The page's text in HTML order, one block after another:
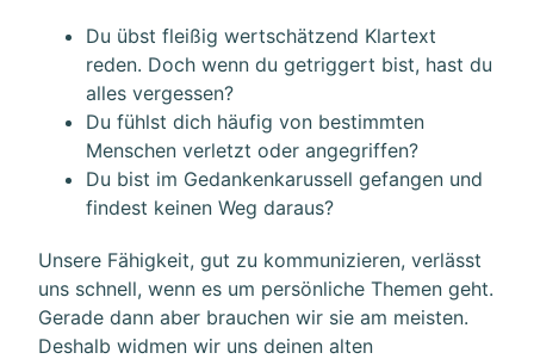
Du übst fleißig wertschätzend Klartext
reden. Doch wenn du getriggert bist, hast du
alles vergessen?
Du fühlst dich häufig von bestimmten
Menschen verletzt oder angegriffen?
Du bist im Gedankenkarussell gefangen und
findest keinen Weg daraus?
Unsere Fähigkeit, gut zu kommunizieren, verlässt
uns schnell, wenn es um persönliche Themen geht.
Gerade dann aber brauchen wir sie am meisten.
Deshalb widmen wir uns deinen alten